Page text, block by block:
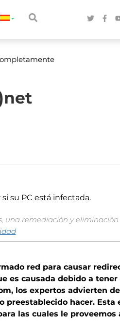
su PC está infectada.
una remediación y
red para causar
es causada debido a tener
los expertos advierten
hacer. Esta
las cuales le proveemos